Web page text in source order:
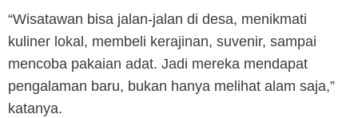
“Wisatawan bisa jalan-jalan di desa, menikmati
kuliner lokal, membeli kerajinan, suvenir, sampai
mencoba pakaian adat. Jadi mereka mendapat
pengalaman baru, bukan hanya melihat alam saja,”
katanya.